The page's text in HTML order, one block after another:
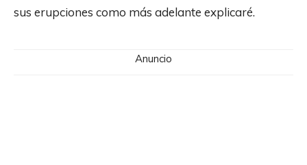
sus erupciones como más adelante explicaré.
Anuncio